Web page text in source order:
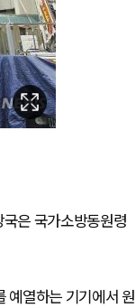
은 국가소방동원령
예열하는 기기에서 원